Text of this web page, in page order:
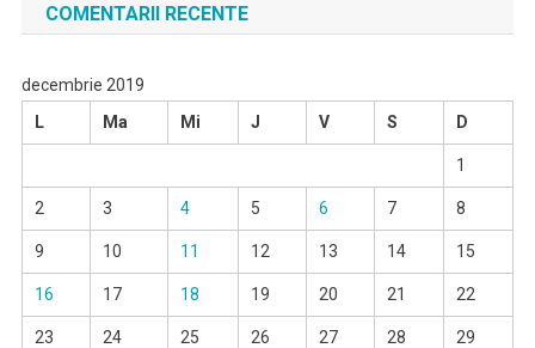
COMENTARII RECENTE
decembrie 2019
L
Ma Mi J V S D
1
2 3 4 5 6 7 8
9 10 11 12 13 14 15
16 17 18 19 20 21 22
23 24 25 26 27 28 29